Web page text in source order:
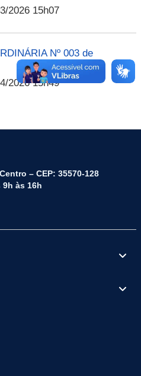
2026 15h07
Nº 003 de
2026 15h49
– CEP: 35570-128
9h às 16h